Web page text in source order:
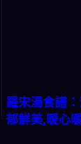
羅宋湯食譜
郁鮮美,暖心